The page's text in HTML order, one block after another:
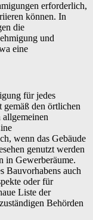
erforderlich,
können. In
die
und
eine
für jedes
gemäß den örtlichen
wenn das Gebäude
genutzt werden
in Gewerberäume.
Bauvorhabens auch
oder für
Liste der
Behörden